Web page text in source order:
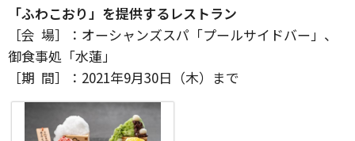
「ふわこおり」を提供するレストラン
［会 場］：オーシャンズスパ「プールサイドバー」、
御食事処「水蓮」
［期 間］：2021年9月30日（木）まで